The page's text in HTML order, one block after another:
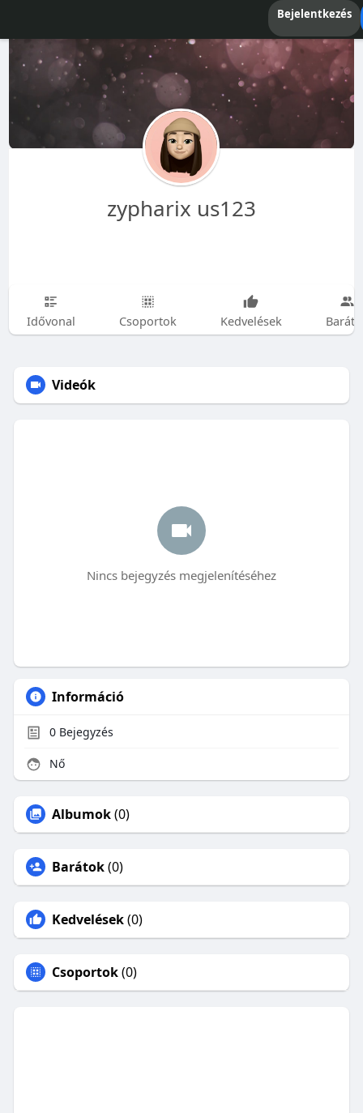
Bejelentkezés
zypharix us123
Idővonal Csoportok Kedvelések
Videók
Nincs bejegyzés megjelenítéséhez
Információ
0Bejegyzés
Nő
Albumok(0)
Barátok(0)
Kedvelések(0)
Csoportok(0)